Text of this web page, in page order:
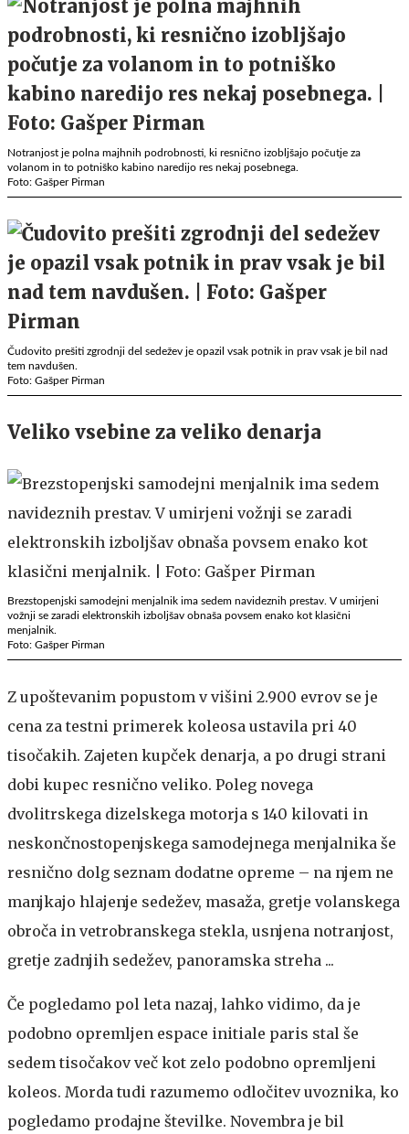
Notranjost je polna majhnih podrobnosti, ki resnično izobljšajo počutje za
volanom in to potniško kabino naredijo res nekaj posebnega.
Foto: Gašper Pirman
Čudovito prešiti zgrodnji del sedežev je opazil vsak potnik in prav vsak je bil nad
tem navdušen.
Foto: Gašper Pirman
Veliko vsebine za veliko denarja
Brezstopenjski samodejni menjalnik ima sedem navideznih prestav. V umirjeni
vožnji se zaradi elektronskih izboljšav obnaša povsem enako kot klasični
menjalnik.
Foto: Gašper Pirman
Z upoštevanim popustom v višini 2.900 evrov se je
cena za testni primerek koleosa ustavila pri 40
tisočakih. Zajeten kupček denarja, a po drugi strani
dobi kupec resnično veliko. Poleg novega
dvolitrskega dizelskega motorja s 140 kilovati in
neskončnostopenjskega samodejnega menjalnika še
resnično dolg seznam dodatne opreme – na njem ne
manjkajo hlajenje sedežev, masaža, gretje volanskega
obroča in vetrobranskega stekla, usnjena notranjost,
gretje zadnjih sedežev, panoramska streha ...
Če pogledamo pol leta nazaj, lahko vidimo, da je
podobno opremljen espace initiale paris stal še
sedem tisočakov več kot zelo podobno opremljeni
koleos. Morda tudi razumemo odločitev uvoznika, ko
pogledamo prodajne številke. Novembra je bil